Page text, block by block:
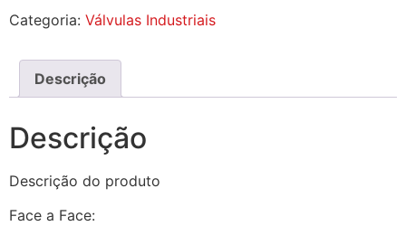
Categoria: Válvulas Industriais
Descrição
Descrição
Descrição do produto
Face a Face: